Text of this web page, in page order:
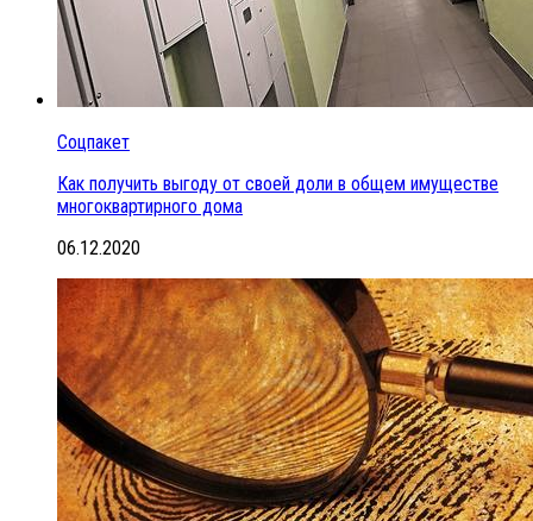
Соцпакет
Как получить выгоду от своей доли в общем имуществе
многоквартирного дома
06.12.2020